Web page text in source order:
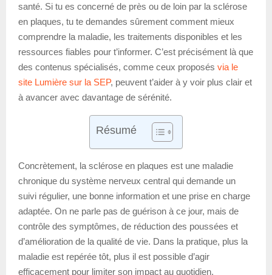
santé. Si tu es concerné de près ou de loin par la sclérose
en plaques, tu te demandes sûrement comment mieux
comprendre la maladie, les traitements disponibles et les
ressources fiables pour t’informer. C’est précisément là que
des contenus spécialisés, comme ceux proposés via le
site Lumière sur la SEP, peuvent t’aider à y voir plus clair et
à avancer avec davantage de sérénité.
Résumé
Concrètement, la sclérose en plaques est une maladie
chronique du système nerveux central qui demande un
suivi régulier, une bonne information et une prise en charge
adaptée. On ne parle pas de guérison à ce jour, mais de
contrôle des symptômes, de réduction des poussées et
d’amélioration de la qualité de vie. Dans la pratique, plus la
maladie est repérée tôt, plus il est possible d’agir
efficacement pour limiter son impact au quotidien.